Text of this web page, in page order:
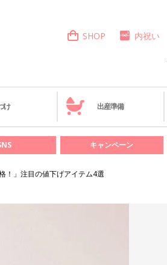
SHOP 内祝い
け 出産準備
キャンペーン
！」注目の値下げアイテム4選